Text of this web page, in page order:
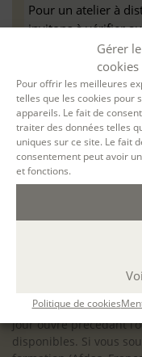
Gérer
cookies
Pour offrir les meilleures
telles que les cookies pour
appareils. Le fait de
traiter des données telles
uniques sur ce site. Le fait
consentement peut avoir
et fonctions.
Politique de cookies
Pour un atelier à
invitons à vérifier
configuration
dans les
matérielle requise
Learn
Accessibilité : ALEPH-
personnes en
d’un aménagement
à nous contacter en
supports, accessibilité
inscriptions à nos
jour ouvré précédant
disponibles. Si vous